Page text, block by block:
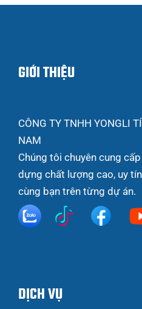
GIỚI THIỆU
CÔNG TY TNHH YONGLI
NAM
Chúng tôi chuyên cung
dựng chất lượng cao, uy
cùng bạn trên từng dự án.
DỊCH VỤ